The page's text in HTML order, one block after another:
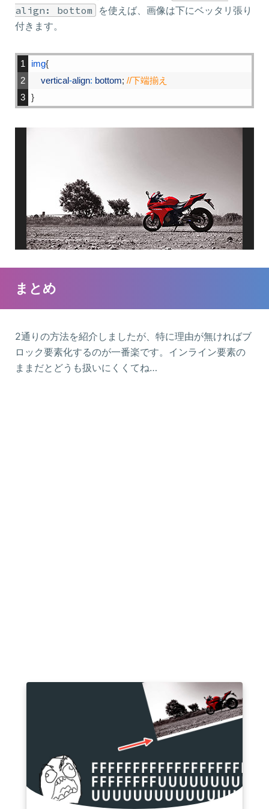
align: bottom
を使えば、画像は下にベッタリ張り
付きます。
1
2
3
img{
vertical-align: bottom; //下端揃え
}
まとめ
2通りの方法を紹介しましたが、特に理由が無ければブ
ロック要素化するのが一番楽です。インライン要素の
ままだとどうも扱いにくくてね…